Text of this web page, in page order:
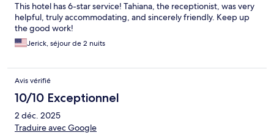
This hotel has 6-star service! Tahiana, the receptionist, was very
helpful, truly accommodating, and sincerely friendly. Keep up
the good work!
Jerick, séjour de 2 nuits
Avis vérifié
10/10 Exceptionnel
2 déc. 2025
Traduire avec Google